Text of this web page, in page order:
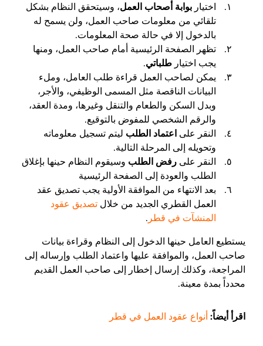
اختيار بوابة أصحاب العمل، وسيتحقق النظام بشكل
تلقائي من معلومات صاحب العمل، ولن يسمح له
بالدخول إلا في حالة صحة المعلومات.
تظهر الصفحة الرئيسية أمام صاحب العمل، ومنها
يجب اختيار طلباتي.
يمكن لصاحب العمل قراءة طلب العامل، وملء
البيانات الناقصة مثل المسمى الوظيفي، والأجر،
وبدل السكن والطعام والتنقل وغيرها، ومدة العقد،
والرقم الشخصي للمفوض بالتوقيع.
النقر على اعتماد الطلب ليتم تسجيل معلوماته
وتحويله إلى المرحلة التالية.
النقر على رفض الطلب وسيقوم النظام حينها بإغلاق
الطلب والعودة إلى الصفحة الرئيسية
بعد الانتهاء من الموافقة الأولية يجب تصديق عقد
العمل القطري الجديد من خلال تصديق عقود
المنشآت في قطر .
يستطيع العامل حينها الدخول إلى النظام وقراءة بيانات
صاحب العمل، والموافقة عليها واعتماد الطلب وإرساله إلى
المراجعة، وكذلك إرسال إخطار إلى صاحب العمل القديم
محدداً بمدة معينة.
اقرأ أيضاً: أنواع عقود العمل في قطر